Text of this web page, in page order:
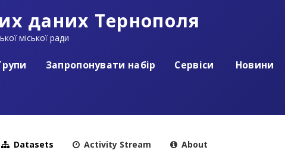
даних Тернополя
міської ради
Запропонувати набір Сервіси Новини
Datasets Activity Stream About